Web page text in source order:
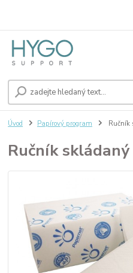
Úvod Papírový program Ručník
Ručník skládaný